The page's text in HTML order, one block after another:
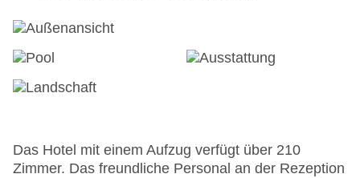
Das Hotel mit einem Aufzug verfügt über 210
Zimmer. Das freundliche Personal an der Rezeption